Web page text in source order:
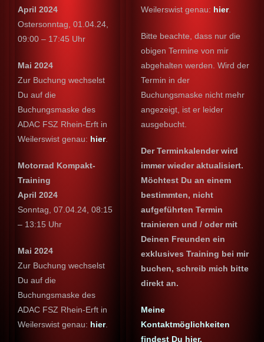
April 2024
Ostersonntag, 01.04.24,
09:00 – 17:45 Uhr
Mai 2024
Zur Buchung wechselst
Du auf die
Buchungsmaske des
ADAC FSZ Rhein-Erft in
Weilerswist genau: hier.
Motorrad Kompakt-
Training
April 2024
Sonntag, 07.04.24, 08:15
– 13:15 Uhr
Mai 2024
Zur Buchung wechselst
Du auf die
Buchungsmaske des
ADAC FSZ Rhein-Erft in
Weilerswist genau: hier.
Weilerswist genau: hier.
Bitte beachte, dass nur die
obigen Termine von mir
abgehalten werden. Wird der
Termin in der
Buchungsmaske nicht mehr
angezeigt, ist er leider
ausgebucht.
Der Terminkalender wird
immer wieder aktualisiert.
Möchtest Du an einem
bestimmten, nicht
aufgeführten Termin
trainieren und / oder mit
Deinen Freunden ein
exklusives Training bei mir
buchen, schreib mich bitte
direkt an.
Meine
Kontaktmöglichkeiten
findest Du hier.